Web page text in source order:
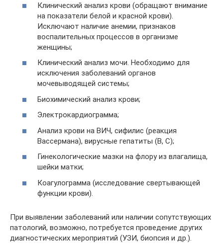
Клинический анализ крови (обращают внимание
на показатели белой и красной крови).
Исключают наличие анемии, признаков
воспалительных процессов в организме
женщины;
Клинический анализ мочи. Необходимо для
исключения заболеваний органов
мочевыводящей системы;
Биохимический анализ крови;
Электрокардиограмма;
Анализ крови на ВИЧ, сифилис (реакция
Вассермана), вирусные гепатиты (B, C);
Гинекологические мазки на флору из влагалища,
шейки матки;
Коагулограмма (исследование свертывающей
функции крови).
При выявлении заболеваний или наличии сопутствующих
патологий, возможно, потребуется проведение других
диагностических мероприятий (УЗИ, биопсия и др.).